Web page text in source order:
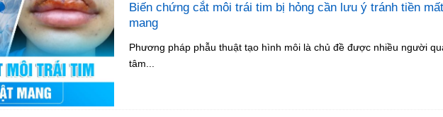
Biến chứng cắt môi trái tim bị hỏng cần lưu ý tránh tiền
mang
Phương pháp phẫu thuật tạo hình môi là chủ đề được nhiều người
tâm...